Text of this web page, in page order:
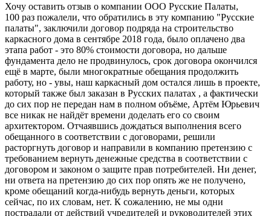
Хочу оставить отзыв о компании ООО Русские Палаты,
100 раз пожалели, что обратились в эту компанию "Русские
палаты", заключили договор подряда на строительство
каркасного дома в сентябре 2018 года, было оплачено два
этапа работ - это 80% стоимости договора, но дальше
фундамента дело не продвинулось, срок договора окончился
ещё в марте, были многократные обещания продолжить
работу, но - увы, наш каркасный дом остался лишь в проекте,
который также был заказан в Русских палатах , а фактически
до сих пор не передан нам в полном объёме, Артём Юрьевич
все никак не найдёт времени доделать его со своим
архитектором. Отчаявшись дождаться выполнения всего
обещанного в соответствии с договорами, решили
расторгнуть договор и направили в компанию претензию с
требованием вернуть денежные средства в соответствии с
договором и законом о защите прав потребителей. Ни денег,
ни ответа на претензию до сих пор опять же не получено,
кроме обещаний когда-нибудь вернуть деньги, которых
сейчас, по их словам, нет. К сожалению, не мы одни
пострадали от действий учредителей и руководителей этих